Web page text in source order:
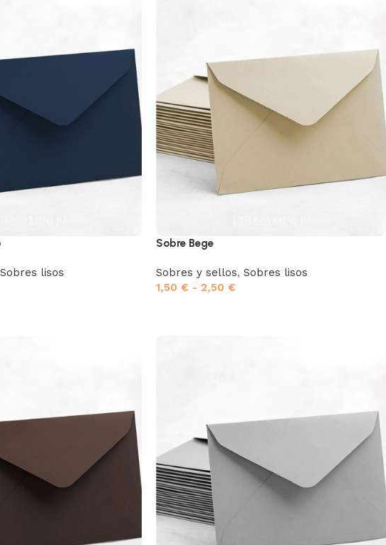
Sobres lisos
Sobre Bege
Sobres y sellos, Sobres lisos
1,50€ - 2,50€